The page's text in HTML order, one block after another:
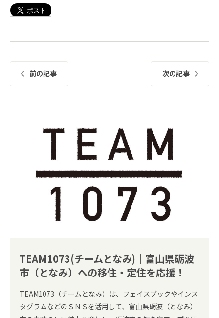
前の記事 次の記事
TEAM1073(チームとなみ)｜富山県砺波
市（となみ）への移住・定住を応援！
TEAM1073（チームとなみ）は、フェイスブックやインス
タグラムなどのＳＮＳを活用して、富山県砺波（となみ）